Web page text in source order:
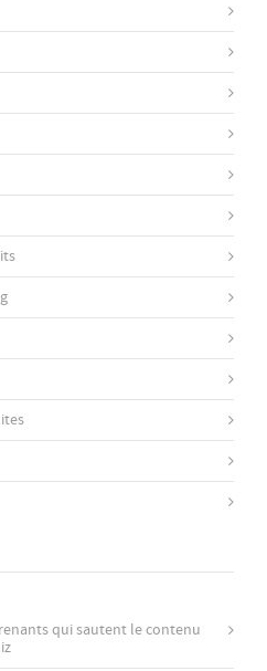
qui sautent le contenu